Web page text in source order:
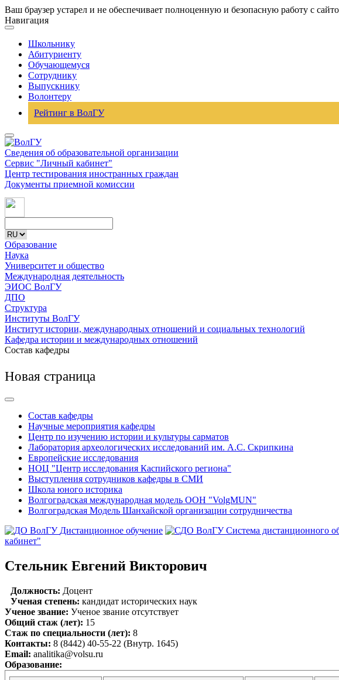
Ваш браузер устарел и не обеспечивает полноценную и безопасную работу с
Навигация
Школьнику
Абитуриенту
Обучающемуся
Сотруднику
Выпускнику
Волонтеру
Рейтинг в ВолГУ
Сведения об образовательной организации
Сервис "Личный кабинет"
Центр тестирования иностранных граждан
Документы приемной комиссии
Образование
Наука
Университет и общество
Международная деятельность
ЭИОС ВолГУ
ДПО
Структура
Институты ВолГУ
Институт истории, международных отношений и социальных технологий
Кафедра истории и международных отношений
Состав кафедры
Новая страница
Состав кафедры
Научные мероприятия кафедры
Центр по изучению истории и культуры сарматов
Лаборатория археологических исследований им. А.С. Скрипкина
Европейские исследования
НОЦ "Центр исследования Каспийского региона"
Выступления сотрудников кафедры в СМИ
Школа юного историка
Волгоградская международная модель ООН "VolgMUN"
Волгоградская Модель Шанхайской организации сотрудничества
Дистанционное обучение
Система дистанционного
кабинет"
Стельник Евгений Викторович
Должность: Доцент
Ученая степень: кандидат исторических наук
Ученое звание: Ученое звание отсутствует
Общий стаж (лет): 15
Стаж по специальности (лет): 8
Контакты: 8 (8442) 40-55-22 (Внутр. 1645)
Email: analitika@volsu.ru
Образование: